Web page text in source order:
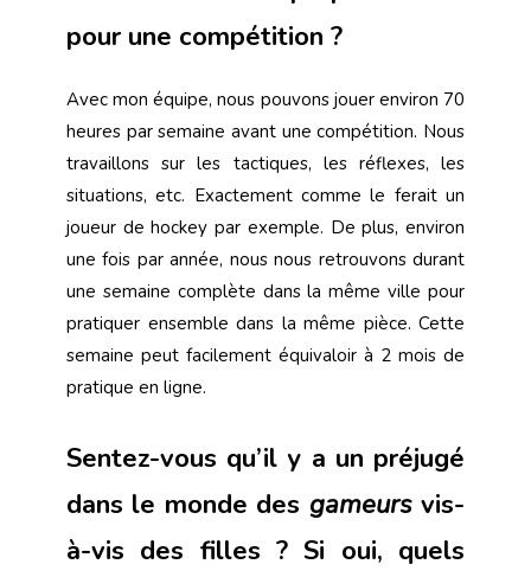
pour une compétition ?
Avec mon équipe, nous pouvons jouer environ 70
heures par semaine avant une compétition. Nous
travaillons sur les tactiques, les réflexes, les
situations, etc. Exactement comme le ferait un
joueur de hockey par exemple. De plus, environ
une fois par année, nous nous retrouvons durant
une semaine complète dans la même ville pour
pratiquer ensemble dans la même pièce. Cette
semaine peut facilement équivaloir à 2 mois de
pratique en ligne.
Sentez-vous qu’il y a un préjugé
dans le monde des gameursvis-
à-vis des filles ? Si oui, quels